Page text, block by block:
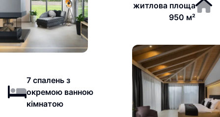
житлова площа
950 м²
7 спалень з
окремою ванною
кімнатою